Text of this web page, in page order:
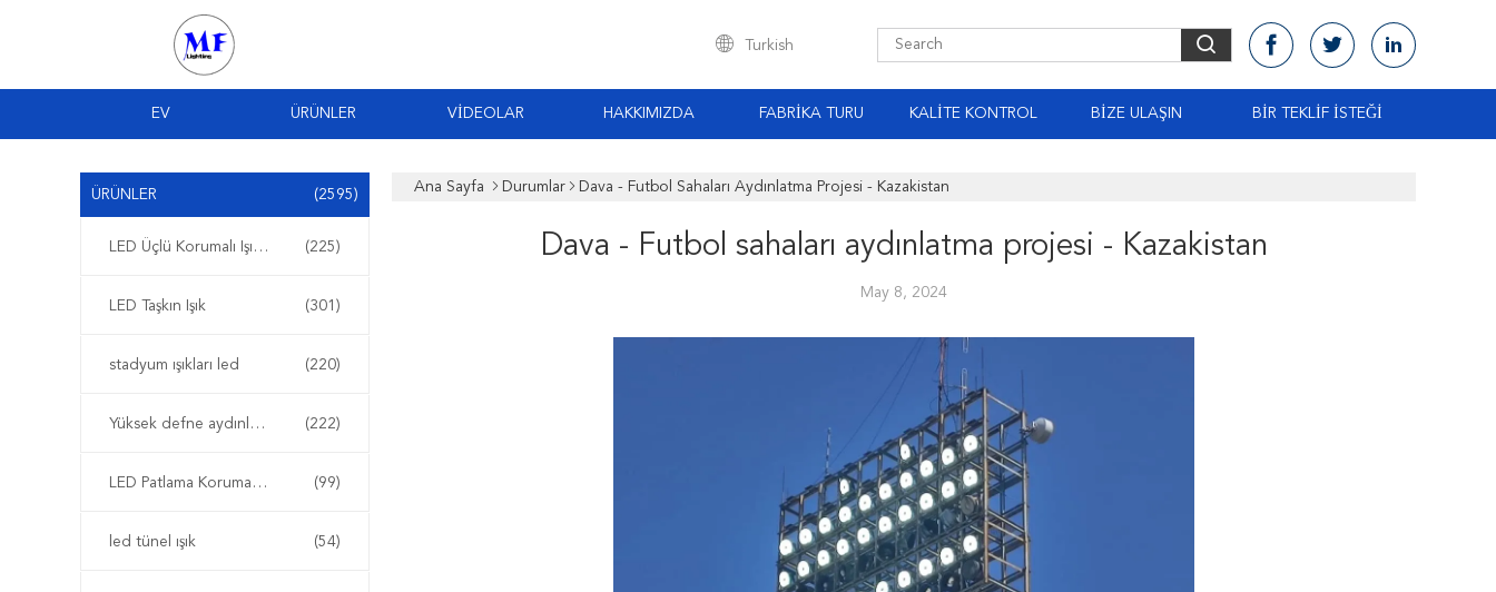
Turkish
EV ÜRÜNLER VIDEOLAR HAKKIMIZDA FABRIKA TURU KALITE KONTROL BIZE ULAŞIN BIR TEKLIF ISTEĞI
ÜRÜNLER (2595)
LED Üçlü Korumalı Işıklar (225)
LED Taşkın Işık (301)
stadyum ışıkları led (220)
Yüksek defne aydınlatma led (222)
LED Patlama Korumalı Işıklar (99)
led tünel ışık (54)
Ana Sayfa Durumlar Dava - Futbol Sahaları Aydınlatma Projesi - Kazakistan
Dava - Futbol sahaları aydınlatma projesi - Kazakistan
May 8, 2024